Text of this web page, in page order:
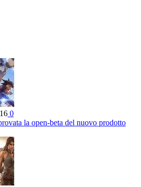
0
la open-beta del nuovo prodotto